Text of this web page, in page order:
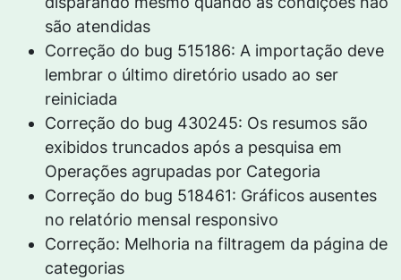
são atendidas
Correção do bug 515186: A importação deve
lembrar o último diretório usado ao ser
reiniciada
Correção do bug 430245: Os resumos são
exibidos truncados após a pesquisa em
Operações agrupadas por Categoria
Correção do bug 518461: Gráficos ausentes
no relatório mensal responsivo
Correção: Melhoria na filtragem da página de
categorias